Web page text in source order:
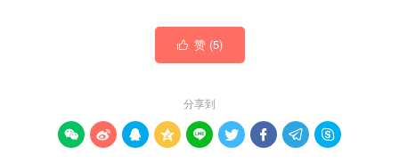
 赞 (5)
分享到
        